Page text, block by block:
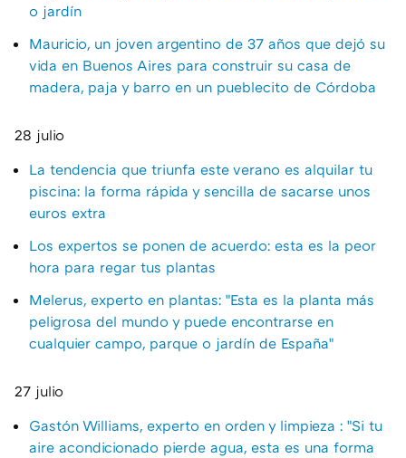
o jardín
Mauricio, un joven argentino de 37 años que dejó su
vida en Buenos Aires para construir su casa de
madera, paja y barro en un pueblecito de Córdoba
28 julio
La tendencia que triunfa este verano es alquilar tu
piscina: la forma rápida y sencilla de sacarse unos
euros extra
Los expertos se ponen de acuerdo: esta es la peor
hora para regar tus plantas
Melerus, experto en plantas: "Esta es la planta más
peligrosa del mundo y puede encontrarse en
cualquier campo, parque o jardín de España"
27 julio
Gastón Williams, experto en orden y limpieza : "Si tu
aire acondicionado pierde agua, esta es una forma